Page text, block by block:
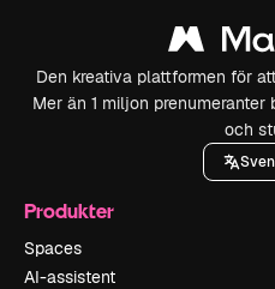
Den kreativa plattformen för
Mer än 1 miljon
och
Produkter
Spaces
AI-assistent